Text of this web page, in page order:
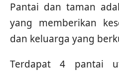
Pantai dan taman
yang memberikan
dan keluarga yang
Terdapat 4 pantai